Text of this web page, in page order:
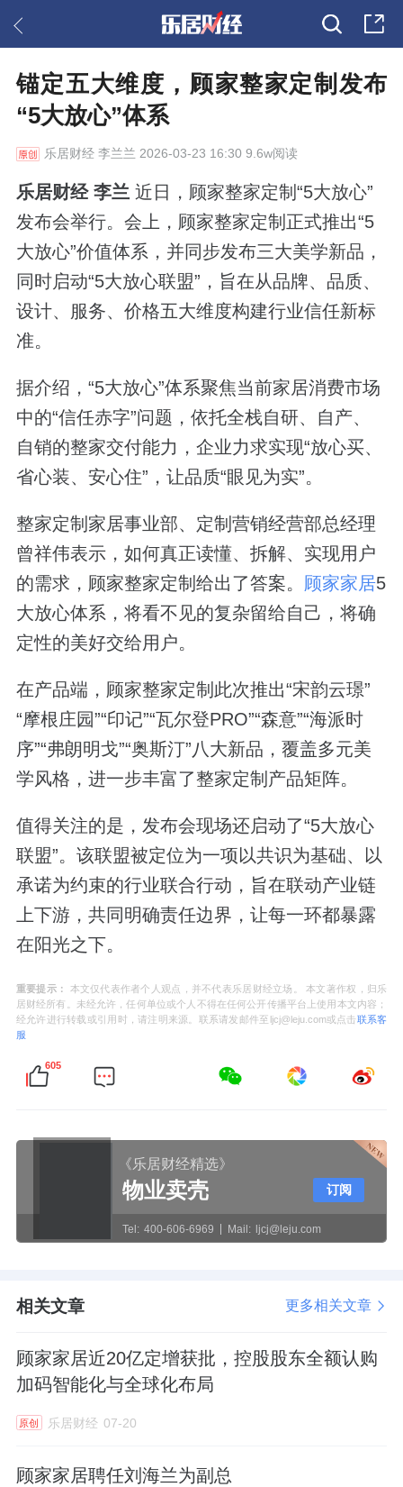
锚定五大维度，顾家整家定制发布
“5大放心”体系
乐居财经李兰兰 2026-03-23 16:30 9.6w阅读
乐居财经 李兰 近日，顾家整家定制“5大放心”
发布会举行。会上，顾家整家定制正式推出“5
大放心”价值体系，并同步发布三大美学新品，
同时启动“5大放心联盟”，旨在从品牌、品质、
设计、服务、价格五大维度构建行业信任新标
准。
据介绍，“5大放心”体系聚焦当前家居消费市场
中的“信任赤字”问题，依托全栈自研、自产、
自销的整家交付能力，企业力求实现“放心买、
省心装、安心住”，让品质“眼见为实”。
整家定制家居事业部、定制营销经营部总经理
曾祥伟表示，如何真正读懂、拆解、实现用户
的需求，顾家整家定制给出了答案。 顾家家居5
大放心体系，将看不见的复杂留给自己，将确
定性的美好交给用户。
在产品端，顾家整家定制此次推出“宋韵云璟”
“摩根庄园”“印记”“瓦尔登PRO”“森意”“海派时
序”“弗朗明戈”“奥斯汀”八大新品，覆盖多元美
学风格，进一步丰富了整家定制产品矩阵。
值得关注的是，发布会现场还启动了“5大放心
联盟”。该联盟被定位为一项以共识为基础、以
承诺为约束的行业联合行动，旨在联动产业链
上下游，共同明确责任边界，让每一环都暴露
在阳光之下。
重要提示：
本文仅代表作者个人观点，并不代表乐居财经立场。 本文著作权，归乐
居财经所有。未经允许，任何单位或个人不得在任何公开传播平台上使用本文内容；
经允许进行转载或引用时，请注明来源。联系请发邮件至ljcj@leju.com或点击联系客
服
605
《乐居财经精选》
物业卖壳
Tel: 400-606-6969 Mail: ljcj@leju.com
订阅
相关文章 更多相关文章
顾家家居近20亿定增获批，控股股东全额认购
加码智能化与全球化布局
原创 乐居财经 07-20
顾家家居聘任刘海兰为副总